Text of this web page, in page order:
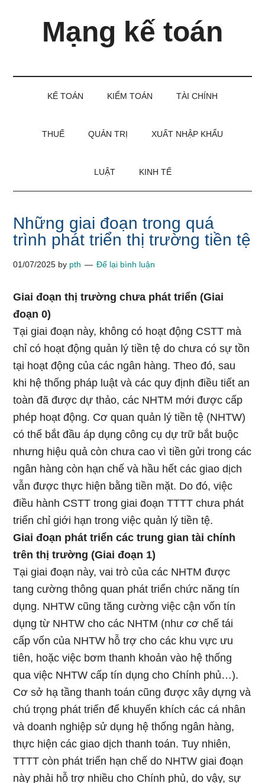
Mạng kế toán
KẾ TOÁN KIỂM TOÁN TÀI CHÍNH
THUẾ QUẢN TRỊ XUẤT NHẬP KHẨU
LUẬT KINH TẾ
Những giai đoạn trong quá
trình phát triển thị trường tiền tệ
01/07/2025 by pth Để lại bình luận
Giai đoạn thị trường chưa phát triển (Giai
đoạn 0)
Tại giai đoạn này, không có hoạt động CSTT mà
chỉ có hoạt động quản lý tiền tệ do chưa có sự tồn
tại hoạt động của các ngân hàng. Theo đó, sau
khi hệ thống pháp luật và các quy định điều tiết an
toàn đã được dự thảo, các NHTM mới được cấp
phép hoạt động. Cơ quan quản lý tiền tệ (NHTW)
có thể bắt đầu áp dụng công cụ dự trữ bắt buộc
nhưng hiệu quả còn chưa cao vì tiền gửi trong các
ngân hàng còn hạn chế và hầu hết các giao dịch
vẫn được thực hiện bằng tiền mặt. Do đó, việc
điều hành CSTT trong giai đoạn TTTT chưa phát
triển chỉ giới hạn trong việc quản lý tiền tệ.
Giai đoạn phát triển các trung gian tài chính
trên thị trường (Giai đoạn 1)
Tại giai đoạn này, vai trò của các NHTM được
tang cường thông quan phát triển chức năng tín
dụng. NHTW cũng tăng cường việc cận vốn tín
dụng từ NHTW cho các NHTM (như cơ chế tái
cấp vốn của NHTW hỗ trợ cho các khu vực ưu
tiên, hoặc việc bơm thanh khoản vào hệ thống
qua việc NHTW cấp tín dụng cho Chính phủ…).
Cơ sở hạ tầng thanh toán cũng được xây dựng và
chú trọng phát triển để khuyến khích các cá nhân
và doanh nghiệp sử dụng hệ thống ngân hàng,
thực hiện các giao dịch thanh toán. Tuy nhiên,
TTTT còn phát triển hạn chế do NHTW giai đoạn
này phải hỗ trợ nhiều cho Chính phủ, do vậy, sự